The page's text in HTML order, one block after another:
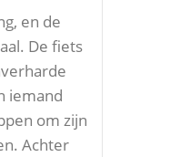
en de
De fiets
iemand
om zijn
Achter